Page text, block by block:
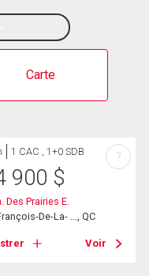
Carte
1 CAC , 1+0 SDB
900 $
Des Prairies E.
De-La- ..., QC
Voir
?